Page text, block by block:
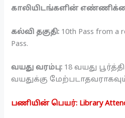
காலியிடங்களின்
கல்வி தகுதி: 10th Pass from a
Pass.
வயது வரம்பு: 18 வயது
வயதுக்கு
பணியின் பெயர்: Library